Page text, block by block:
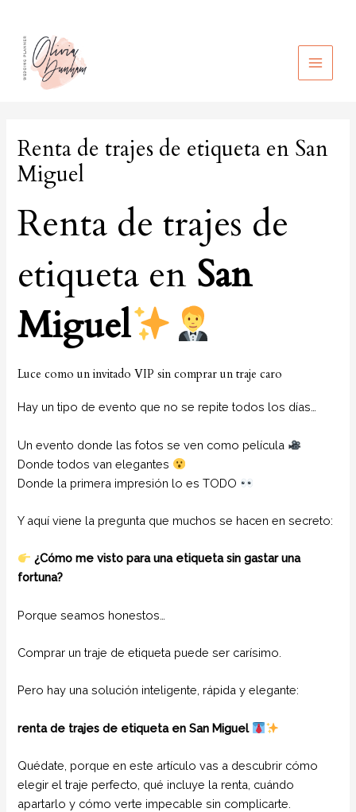
contenido
MAIN
Renta de trajes de etiqueta en San
Miguel
Renta de trajes de
etiqueta en San
Miguel
Luce como un invitado VIP sin comprar un traje caro
Hay un tipo de evento que no se repite todos los días…
Un evento donde las fotos se ven como película
Donde todos van elegantes
Donde la primera impresión lo es TODO
Y aquí viene la pregunta que muchos se hacen en secreto:
¿Cómo me visto para una etiqueta sin gastar una
fortuna?
Porque seamos honestos…
Comprar un traje de etiqueta puede ser carísimo.
Pero hay una solución inteligente, rápida y elegante:
renta de trajes de etiqueta en San Miguel
Quédate, porque en este artículo vas a descubrir cómo
elegir el traje perfecto, qué incluye la renta, cuándo
apartarlo y cómo verte impecable sin complicarte.